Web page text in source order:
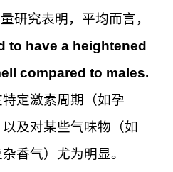
研究表明，平均而言，
to have a heightened
compared to males.
定激素周期（如孕
及对某些气味物（如
香气）尤为明显。